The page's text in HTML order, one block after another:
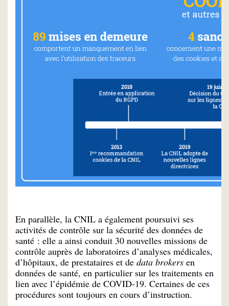
En parallèle, la CNIL a également poursuivi ses
activités de contrôle sur la sécurité des données de
santé : elle a ainsi conduit 30 nouvelles missions de
contrôle auprès de laboratoires d’analyses médicales,
d’hôpitaux, de prestataires et de data brokers en
données de santé, en particulier sur les traitements en
lien avec l’épidémie de COVID-19. Certaines de ces
procédures sont toujours en cours d’instruction.